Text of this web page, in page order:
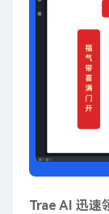
Trae AI 迅速